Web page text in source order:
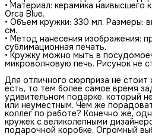
• Материал: керамика наивысшего
Orca Blue.
• Объем кружки: 330 мл. Размеры:
см.
• Метод нанесения изображения:
сублимационная печать.
• Кружку можно мыть в
микроволновую печь. Рисунок не
Для отличного сюрприза не
есть, то тем более самое время
удивительном подарке, который
или неуместным. Чем же
коллег по работе? Конечно же,
кружек с великолепными
подарочной коробке. Огромный